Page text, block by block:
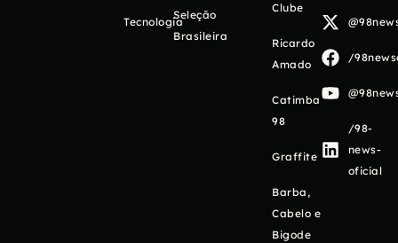
Tecnologia
Seleção
Brasileira
Clube
Ricardo
Amado
Catimba
98
Graffite
Barba,
Cabelo e
Bigode
/
/98-
news-
oficial